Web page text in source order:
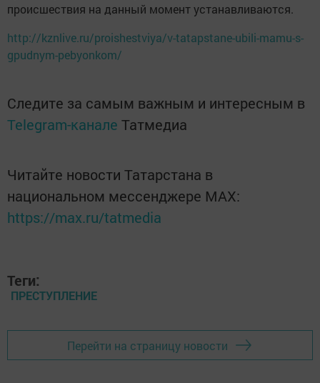
происшествия на данный момент устанавливаются.
http://kznlive.ru/proishestviya/v-tatapstane-ubili-mamu-s-
gpudnym-pebyonkom/
Следите за самым важным и интересным в
Telegram-канале Татмедиа
Читайте новости Татарстана в
национальном мессенджере MАХ:
https://max.ru/tatmedia
Теги:
ПРЕСТУПЛЕНИЕ
Перейти на страницу новости